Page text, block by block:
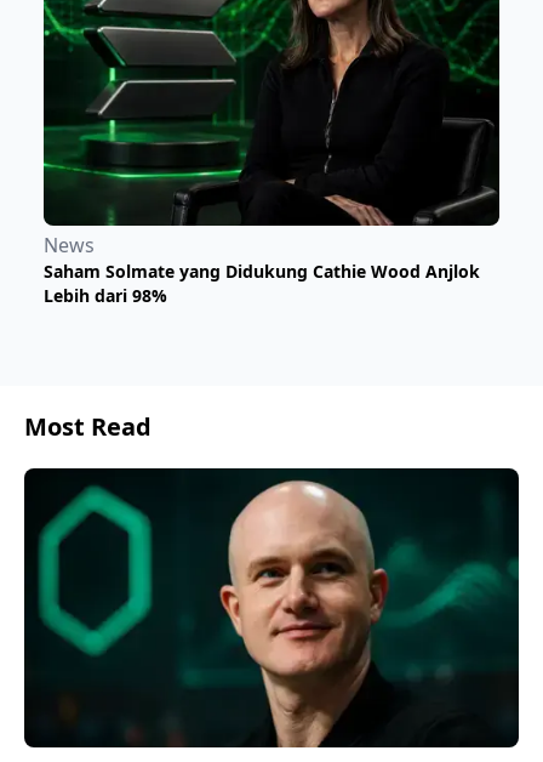
News
Saham Solmate yang Didukung Cathie Wood Anjlok
Lebih dari 98%
Most Read